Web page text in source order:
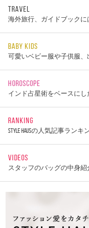
TRAVEL
海外旅行、ガイドブック
BABY KIDS
可愛いベビー服や子供服
HOROSCOPE
インド占星術をベースにし
RANKING
STYLE HAUSの人気記事ランキ
VIDEOS
スタッフのバッグの中身